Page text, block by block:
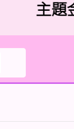
主題金